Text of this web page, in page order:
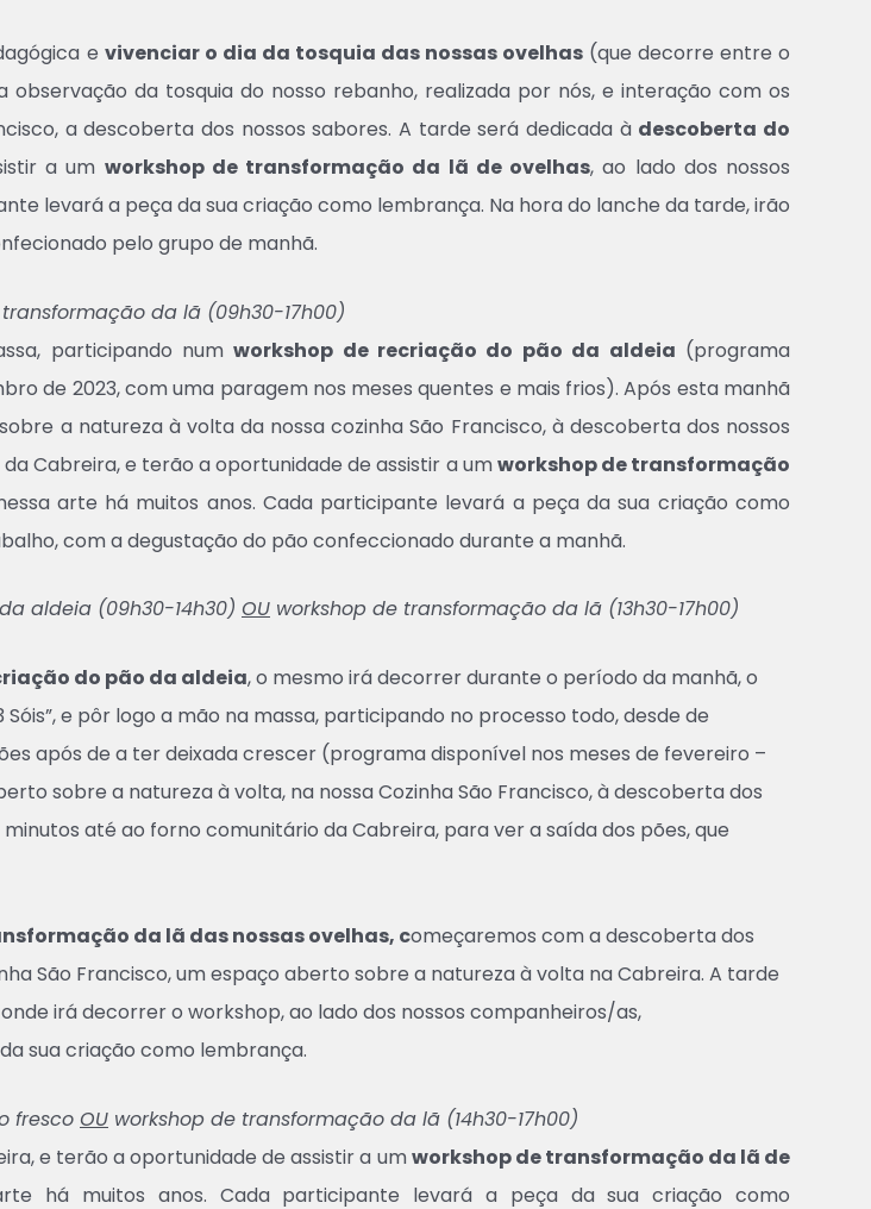
e vivenciar o dia da tosquia das nossas ovelhas(que decorre entre o
da tosquia do nosso rebanho, realizada por nós, e interação com os
a descoberta dos nossos sabores. A tarde será dedicada à descoberta do
a um workshop de transformação da lã de ovelhas, ao lado dos nossos
levará a peça da sua criação como lembrança. Na hora do lanche da tarde, irão
pelo grupo de manhã.
da lã (09h30-17h00)
participando numworkshop de recriação do pão da aldeia (programa
de 2023, com uma paragem nos meses quentes e mais frios). Após esta manhã
a natureza à volta da nossa cozinha São Francisco, à descoberta dos nossos
Cabreira, e terão a oportunidade de assistir a umworkshop de transformação
arte há muitos anos. Cada participante levará a peça da sua criação como
com a degustação do pão confeccionado durante a manhã.
aldeia (09h30-14h30) OU workshop de transformação da lã (13h30-17h00)
do pão da aldeia, o mesmo irá decorrer durante o período da manhã, o
e pôr logo a mão na massa, participando no processo todo, desde de
após de a ter deixada crescer (programa disponível nos meses de fevereiro –
sobre a natureza à volta, na nossa Cozinha São Francisco, à descoberta dos
até ao forno comunitário da Cabreira, para ver a saída dos pões, que
da lã das nossas ovelhas, começaremos com a descoberta dos
São Francisco, um espaço aberto sobre a natureza à volta na Cabreira. A tarde
onde irá decorrer o workshop, ao lado dos nossos companheiros/as,
sua criação como lembrança.
fresco OU workshop de transformação da lã (14h30-17h00)
e terão a oportunidade de assistir a umworkshop de transformação da lã de
há muitos anos. Cada participante levará a peça da sua criação como